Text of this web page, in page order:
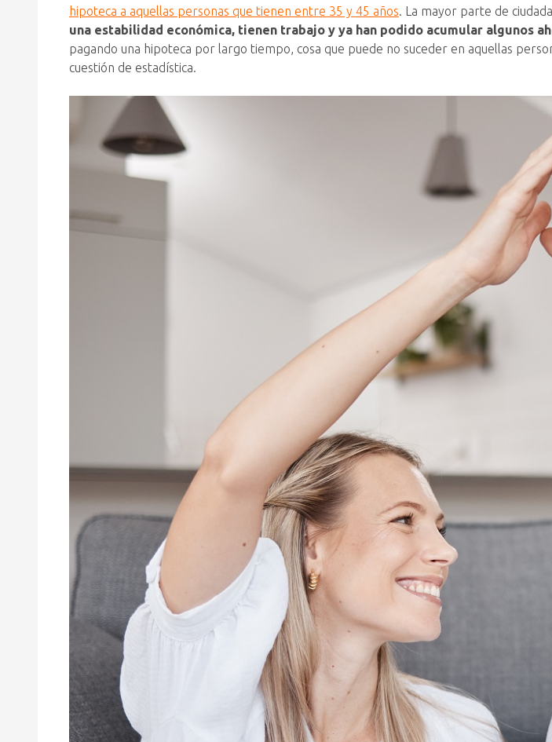
hipoteca a aquellas personas que tienen entre 35 y 45 años. La mayor parte de
una estabilidad económica, tienen trabajo y ya han podido acumular algunos
pagando una hipoteca por largo tiempo, cosa que puede no suceder en aquellas
cuestión de estadística.